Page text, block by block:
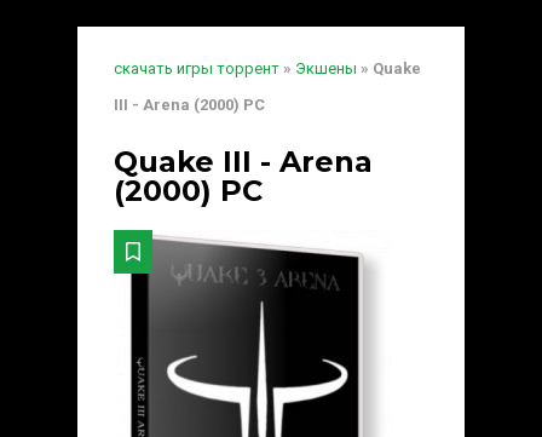
скачать игры торрент » Экшены » Quake
III - Arena (2000) PC
Quake III - Arena
(2000) PC